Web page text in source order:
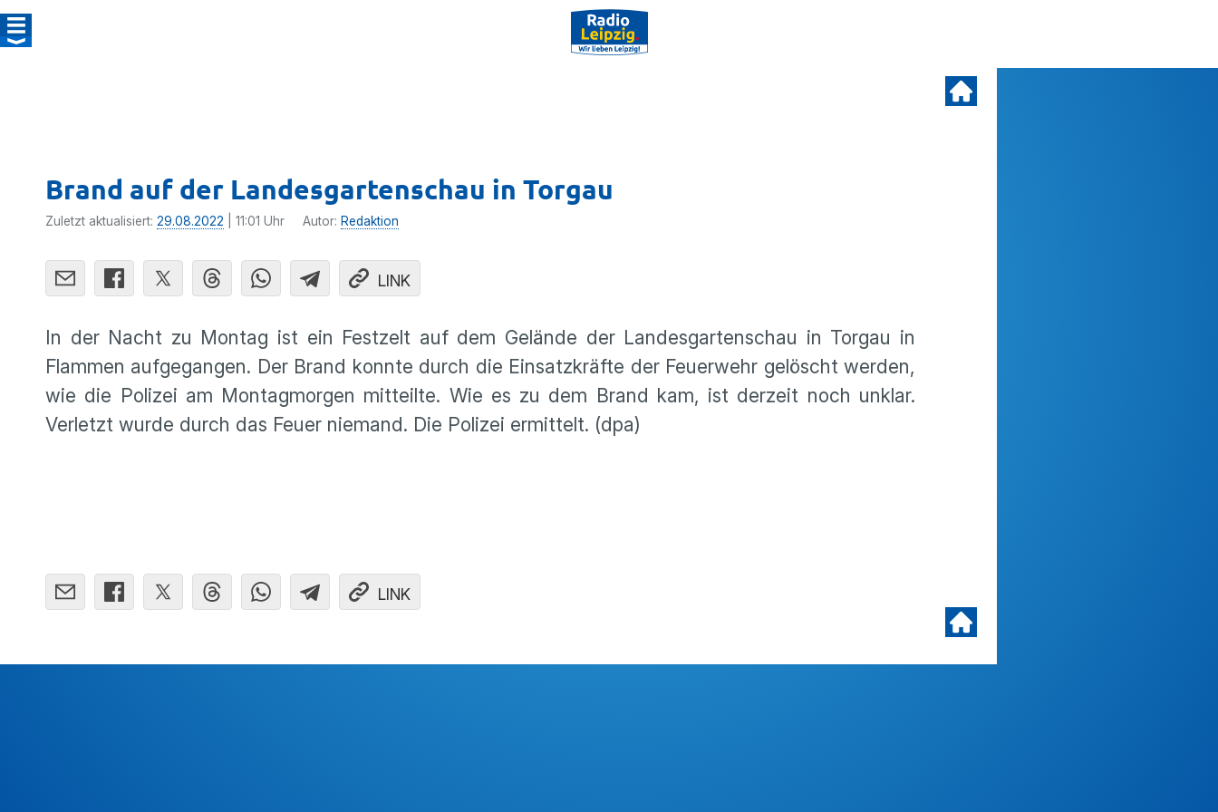
Brand auf der Landesgartenschau in Torgau
Zuletzt aktualisiert: 29.08.2022 | 11:01 Uhr Autor: Redaktion
LINK
In der Nacht zu Montag ist ein Festzelt auf dem Gelände der Landesgartenschau in Torgau in
Flammen aufgegangen. Der Brand konnte durch die Einsatzkräfte der Feuerwehr gelöscht werden,
wie die Polizei am Montagmorgen mitteilte. Wie es zu dem Brand kam, ist derzeit noch unklar.
Verletzt wurde durch das Feuer niemand. Die Polizei ermittelt. (dpa)
LINK